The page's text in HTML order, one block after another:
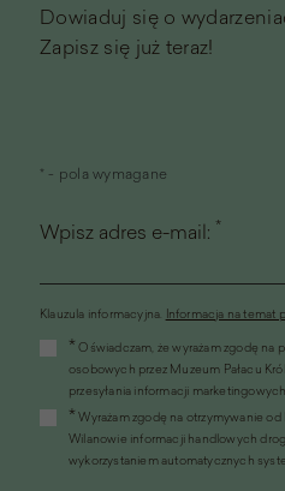
Dowiaduj się o
Zapisz się już teraz!
* - pola wymagane
Wpisz adres e-mail: *
Klauzula informacyjna. Informacja na temat
otworzy
nowym
oknie)
* Oświadczam, że wyrażam zgodę na
osobowych przez Muzeum Pałacu
przesyłania informacji
* Wyrażam zgodę na otrzymywanie od
Wilanowie informacji handlowych
wykorzystaniem automatycznych